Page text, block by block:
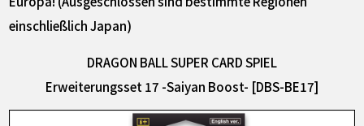
einschließlich Japan)
DRAGON BALL SUPER CARD SPIEL
Erweiterungsset 17 -Saiyan Boost- [DBS-BE17]